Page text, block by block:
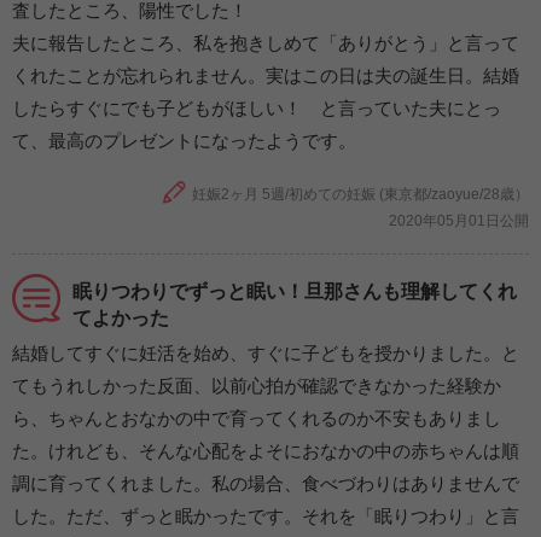
査したところ、陽性でした！
夫に報告したところ、私を抱きしめて「ありがとう」と言って
くれたことが忘れられません。実はこの日は夫の誕生日。結婚
したらすぐにでも子どもがほしい！ と言っていた夫にとっ
て、最高のプレゼントになったようです。
妊娠2ヶ月 5週/初めての妊娠 (東京都/zaoyue/28歳）
2020年05月01日公開
眠りつわりでずっと眠い！旦那さんも理解してくれ
てよかった
結婚してすぐに妊活を始め、すぐに子どもを授かりました。と
てもうれしかった反面、以前心拍が確認できなかった経験か
ら、ちゃんとおなかの中で育ってくれるのか不安もありまし
た。けれども、そんな心配をよそにおなかの中の赤ちゃんは順
調に育ってくれました。私の場合、食べづわりはありませんで
した。ただ、ずっと眠かったです。それを「眠りつわり」と言